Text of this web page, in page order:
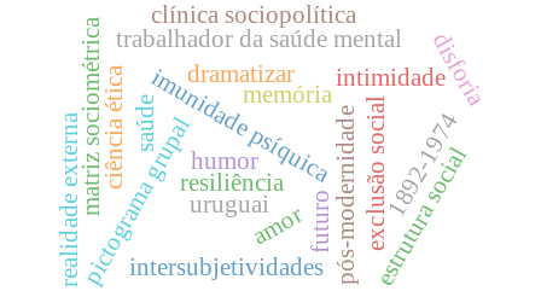
exclusão social
imunidade psíquica
pictograma grupal
dramatizar
matriz sociométrica
realidade externa estrutura social
amor
intimidade
pós-modernidade
resiliência
saúde
intersubjetividades
trabalhador da saúde mental
clínica sociopolítica
ciência ética
uruguai
memória
1892-1974
disforia
humor
futuro